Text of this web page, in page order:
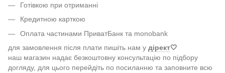
Готівкою при отриманні
Кредитною карткою
Оплата частинами ПриватБанк та monobank
для замовлення після плати пишіть нам у дірект🤍
наш магазин надає безкоштовну консультацію по підбору
догляду, для цього перейдіть по посиланню та заповните всю